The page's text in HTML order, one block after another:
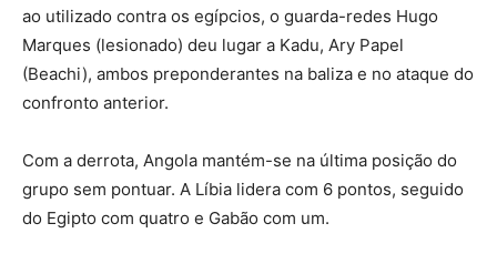
ao utilizado contra os egípcios, o guarda-redes Hugo
Marques (lesionado) deu lugar a Kadu, Ary Papel
(Beachi), ambos preponderantes na baliza e no ataque do
confronto anterior.
Com a derrota, Angola mantém-se na última posição do
grupo sem pontuar. A Líbia lidera com 6 pontos, seguido
do Egipto com quatro e Gabão com um.